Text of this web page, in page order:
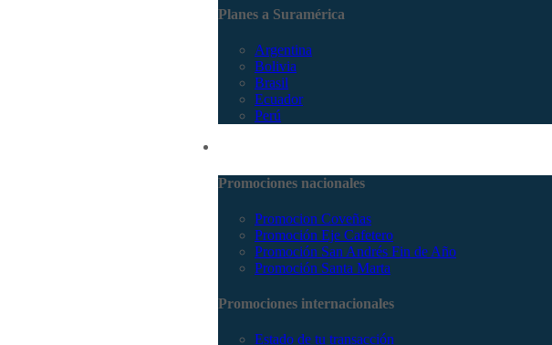
Planes a Suramérica
Argentina
Bolivia
Brasil
Ecuador
Perú
Promociones nacionales
Promocion Coveñas
Promoción Eje Cafetero
Promoción San Andrés Fin de Año
Promoción Santa Marta
Promociones internacionales
Estado de tu transacción